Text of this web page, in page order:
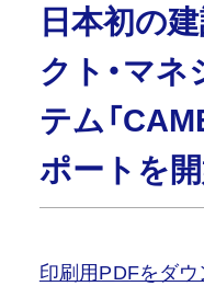
日本初の
クト・マ
テム「
ポートを
印刷用PDFをダウ